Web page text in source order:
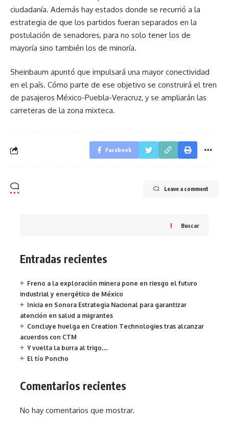
ciudadanía. Además hay estados donde se recurrió a la
estrategia de que los partidos fueran separados en la
postulación de senadores, para no solo tener los de
mayoría sino también los de minoría.
Sheinbaum apuntó que impulsará una mayor conectividad
en el país. Cómo parte de ese objetivo se construirá el tren
de pasajeros México-Puebla-Veracruz, y se ampliarán las
carreteras de la zona mixteca.
Facebook
Leave a comment
Buscar
Entradas recientes
Freno a la exploración minera pone en riesgo el futuro
industrial y energético de México
Inicia en Sonora Estrategia Nacional para garantizar
atención en salud a migrantes
Concluye huelga en Creation Technologies tras alcanzar
acuerdos con CTM
Y vuelta la burra al trigo…
El tío Poncho
Comentarios recientes
No hay comentarios que mostrar.